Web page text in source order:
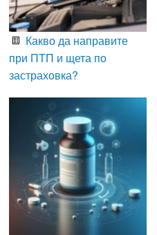
Какво да направите
при ПТП и щета по
застраховка?